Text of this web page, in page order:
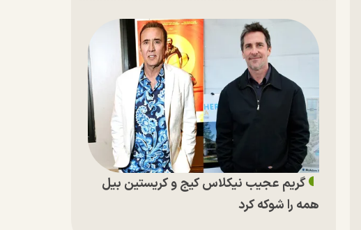
گریم عجیب نیکلاس کیج و کریستین بیل
همه را شوکه کرد